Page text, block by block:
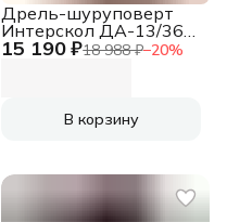
15 190 ₽18 988 ₽−20%
Дрель-шуруповерт
Интерскол ДА-13/36В
50 аккум.
В корзину